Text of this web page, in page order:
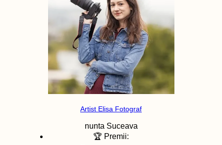
Artist Elisa Fotograf
nunta Suceava
🏆 Premii: